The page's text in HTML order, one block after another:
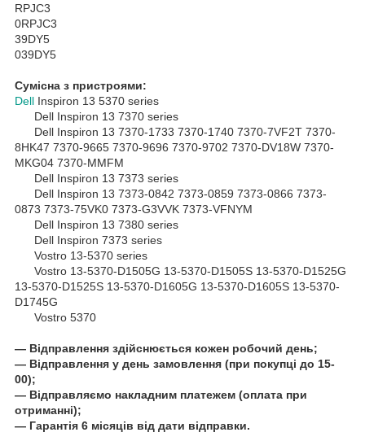
RPJC3
0RPJC3
39DY5
039DY5
Сумісна з пристроями:
Dell Inspiron 13 5370 series
Dell Inspiron 13 7370 series
Dell Inspiron 13 7370-1733 7370-1740 7370-7VF2T 7370-
8HK47 7370-9665 7370-9696 7370-9702 7370-DV18W 7370-
MKG04 7370-MMFM
Dell Inspiron 13 7373 series
Dell Inspiron 13 7373-0842 7373-0859 7373-0866 7373-
0873 7373-75VK0 7373-G3VVK 7373-VFNYM
Dell Inspiron 13 7380 series
Dell Inspiron 7373 series
Vostro 13-5370 series
Vostro 13-5370-D1505G 13-5370-D1505S 13-5370-D1525G
13-5370-D1525S 13-5370-D1605G 13-5370-D1605S 13-5370-
D1745G
Vostro 5370
― Відправлення здійснюється кожен робочий день;
― Відправлення у день замовлення (при покупці до 15-
00);
― Відправляємо накладним платежем (оплата при
отриманні);
― Гарантія 6 місяців від дати відправки.